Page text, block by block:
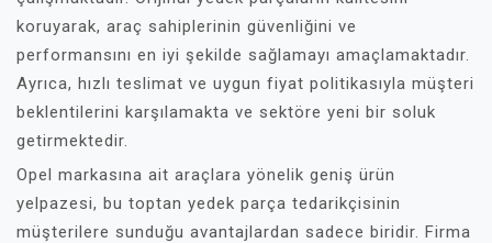
koruyarak, araç sahiplerinin güvenliğini ve
performansını en iyi şekilde sağlamayı amaçlamaktadır.
Ayrıca, hızlı teslimat ve uygun fiyat politikasıyla müşteri
beklentilerini karşılamakta ve sektöre yeni bir soluk
getirmektedir.
Opel markasına ait araçlara yönelik geniş ürün
yelpazesi, bu toptan yedek parça tedarikçisinin
müşterilere sunduğu avantajlardan sadece biridir. Firma